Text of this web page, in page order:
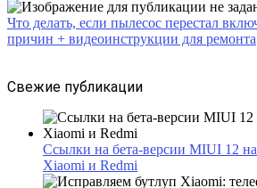
Что делать, если пылесос перестал
причин + видеоинструкции для ремонта
Свежие публикации
Ссылки на бета-версии MIUI 12
Xiaomi и Redmi